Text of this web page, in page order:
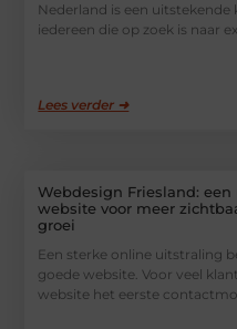
Nederland is een uitstekende
iedereen die op zoek is naar
Lees verder ➜
Webdesign Friesland: een
website voor meer
groei
Een sterke online uitstraling
goede website. Voor veel
website het eerste